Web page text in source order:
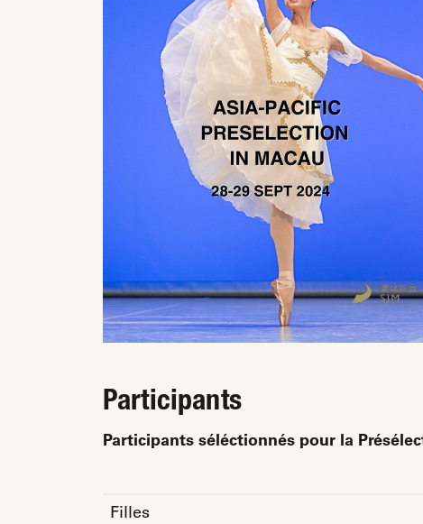
Participants
Participants séléctionnés pour la
Filles